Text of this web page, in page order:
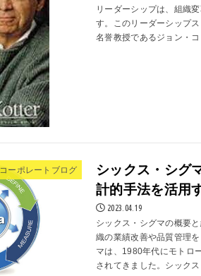
リーダーシップは、組織
す。このリーダーシップ
名誉教授であるジョン・コ
コーポレートブログ
シックス・シグ
計的手法を活用
2023.04.19
シックス・シグマの概要
織の業績改善や品質管理
マは、1980年代にモトロ
されてきました。シック